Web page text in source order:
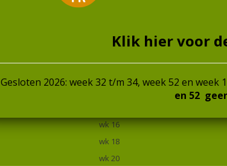
wk 6
wk 16
wk 18
wk 20
Klik hier voor
Gesloten 2026: week 32 t/m 34, week 52 en week 1
en 52